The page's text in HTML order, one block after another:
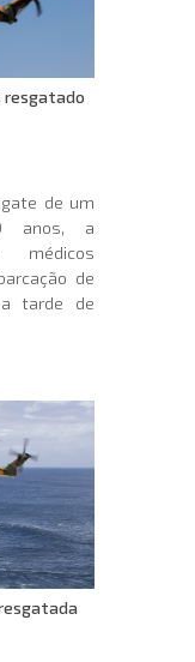
resgatado
de um
anos, a
médicos
de
a tarde de